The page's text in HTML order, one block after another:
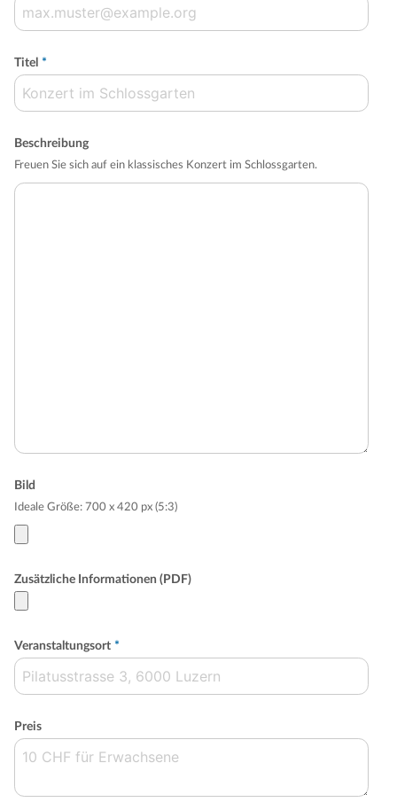
Titel *
Beschreibung
Freuen Sie sich auf ein klassisches Konzert im Schlossgarten.
Bild
Ideale Größe: 700 x 420 px (5:3)
Zusätzliche Informationen (PDF)
Veranstaltungsort *
Preis